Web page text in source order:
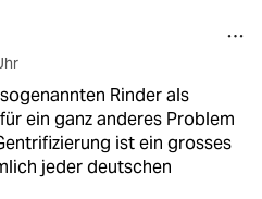
Rinder als
ein ganz anderes Problem
ist ein grosses
jeder deutschen